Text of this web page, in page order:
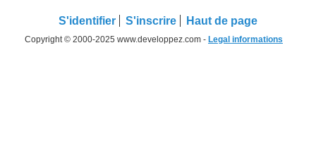
S'identifier S'inscrire Haut de page
Copyright © 2000-2025 www.developpez.com - Legal informations